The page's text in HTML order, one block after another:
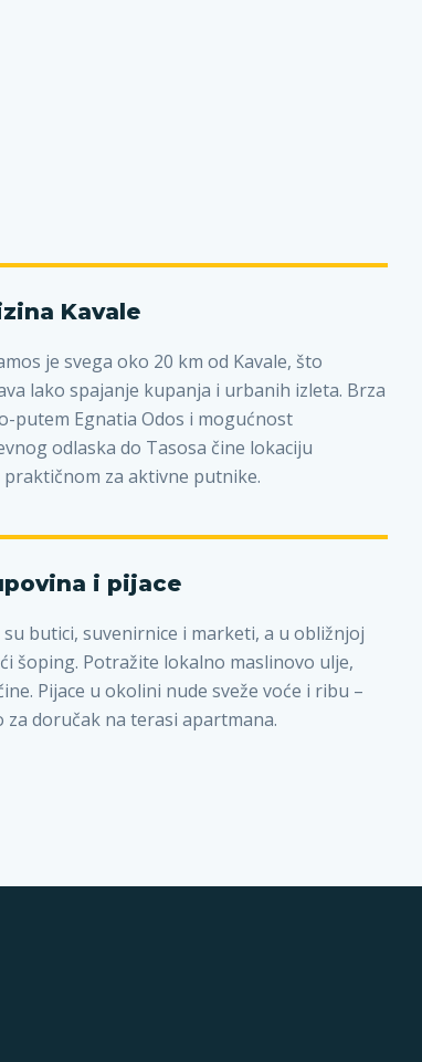
Kavale
je svega oko 20 km od Kavale, što
lako spajanje kupanja i urbanih izleta. Brza
putem Egnatia Odos i mogućnost
odlaska do Tasosa čine lokaciju
za aktivne putnike.
i pijace
butici, suvenirnice i marketi, a u obližnjoj
šoping. Potražite lokalno maslinovo ulje,
Pijace u okolini nude sveže voće i ribu –
za doručak na terasi apartmana.